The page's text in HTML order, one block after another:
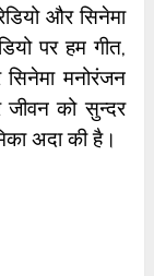
और सिनेमा
पर हम गीत,
मनोरंजन
को सुन्दर
अदा की है।